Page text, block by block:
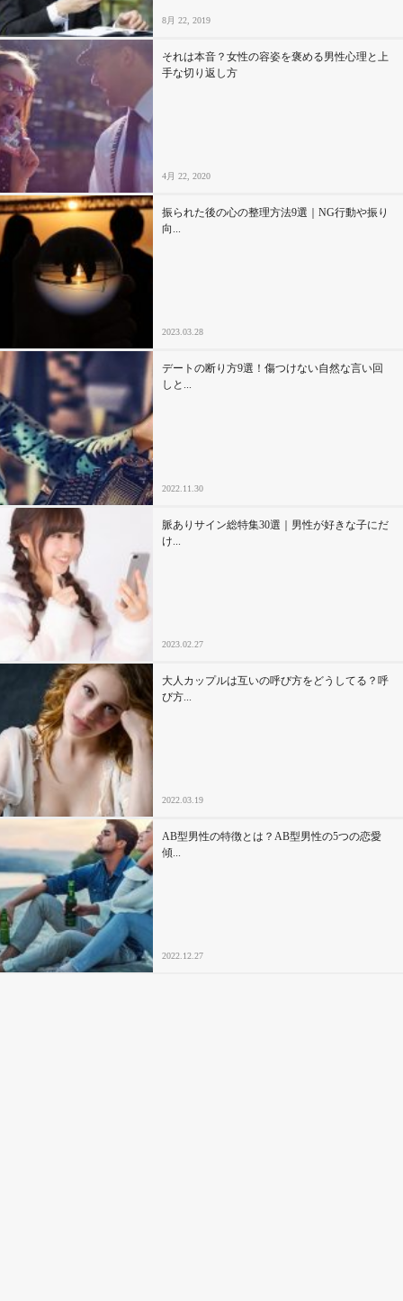
8月 22, 2019
それは本音？女性の容姿を褒める男性心理と上
手な切り返し方
4月 22, 2020
振られた後の心の整理方法9選｜NG行動や振り
向...
2023.03.28
デートの断り方9選！傷つけない自然な言い回
しと...
2022.11.30
脈ありサイン総特集30選｜男性が好きな子にだ
け...
2023.02.27
大人カップルは互いの呼び方をどうしてる？呼
び方...
2022.03.19
AB型男性の特徴とは？AB型男性の5つの恋愛
傾...
2022.12.27